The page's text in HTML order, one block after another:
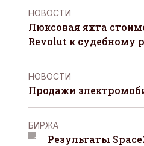
НОВОСТИ
Люксовая яхта
Revolut к судебному
НОВОСТИ
Продажи
БИРЖА
Результаты